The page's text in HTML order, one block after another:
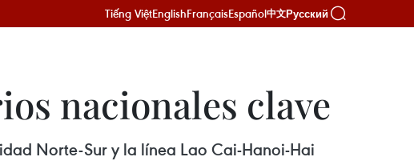
Tiếng ViệtEnglishFrançaisEspañol中文Русский
nacionales clave
Norte-Sur y la línea Lao Cai-Hanoi-Hai